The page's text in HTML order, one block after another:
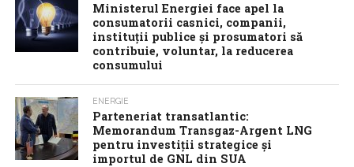
Ministerul Energiei face apel la
consumatorii casnici, companii,
instituții publice și prosumatori să
contribuie, voluntar, la reducerea
consumului
ENERGIE
Parteneriat transatlantic:
Memorandum Transgaz-Argent LNG
pentru investiții strategice și
importul de GNL din SUA